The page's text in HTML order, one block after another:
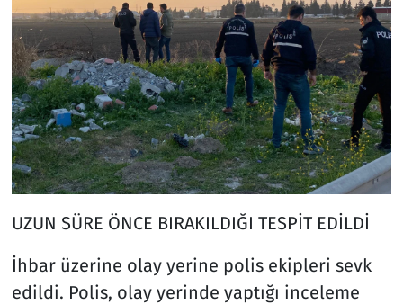
UZUN SÜRE ÖNCE BIRAKILDIĞI TESPİT EDİLDİ
İhbar üzerine olay yerine polis ekipleri sevk
edildi. Polis, olay yerinde yaptığı inceleme